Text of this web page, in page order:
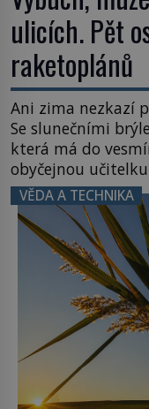
ulicích. Pět
raketoplánů
Ani zima nezkazí
Se slunečními
která má do
obyčejnou
ztuhnou úsměvy,
konstrukce není z
poplatníky stojí
zvládnou jen
Název: Columbia
VĚDA A TECHNIKA